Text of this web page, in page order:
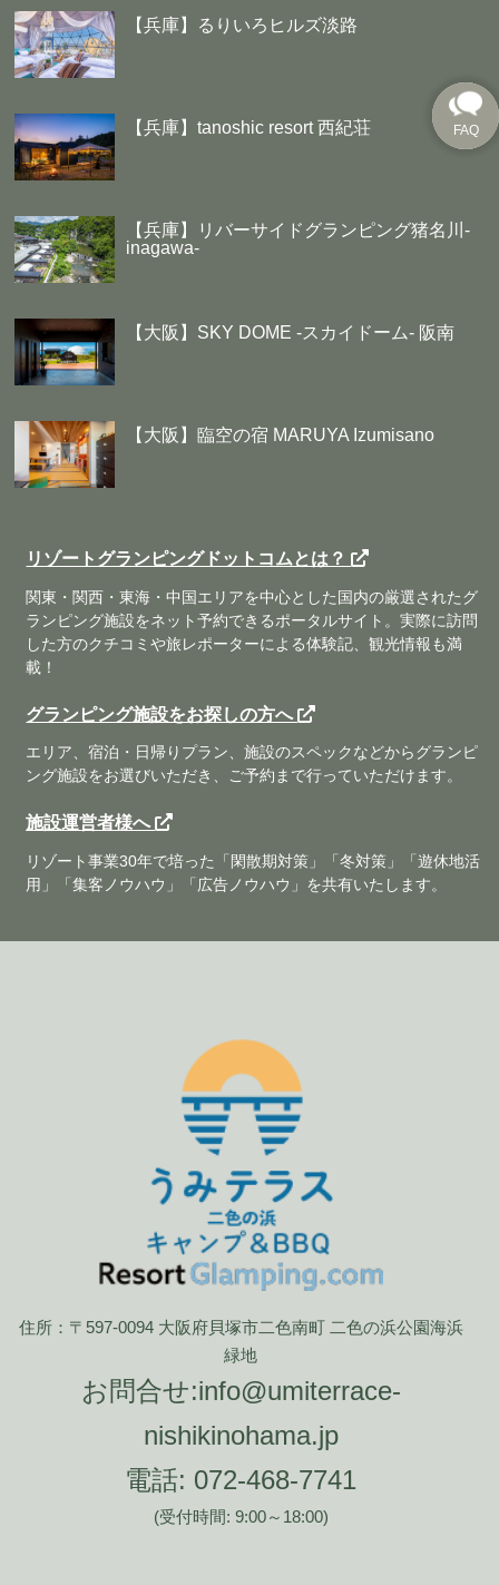
【兵庫】るりいろヒルズ淡路
【兵庫】tanoshic resort 西紀荘
【兵庫】リバーサイドグランピング猪名川-
inagawa-
【大阪】SKY DOME -スカイドーム- 阪南
【大阪】臨空の宿 MARUYA Izumisano
リゾートグランピングドットコムとは？
関東・関西・東海・中国エリアを中心とした国内の厳選されたグ
ランピング施設をネット予約できるポータルサイト。実際に訪問
した方のクチコミや旅レポーターによる体験記、観光情報も満
載！
グランピング施設をお探しの方へ
エリア、宿泊・日帰りプラン、施設のスペックなどからグランピ
ング施設をお選びいただき、ご予約まで行っていただけます。
施設運営者様へ
リゾート事業30年で培った「閑散期対策」「冬対策」「遊休地活
用」「集客ノウハウ」「広告ノウハウ」を共有いたします。
住所：〒597-0094 大阪府貝塚市二色南町 二色の浜公園海浜
緑地
お問合せ:info@umiterrace-
nishikinohama.jp
電話: 072-468-7741
(受付時間: 9:00～18:00)